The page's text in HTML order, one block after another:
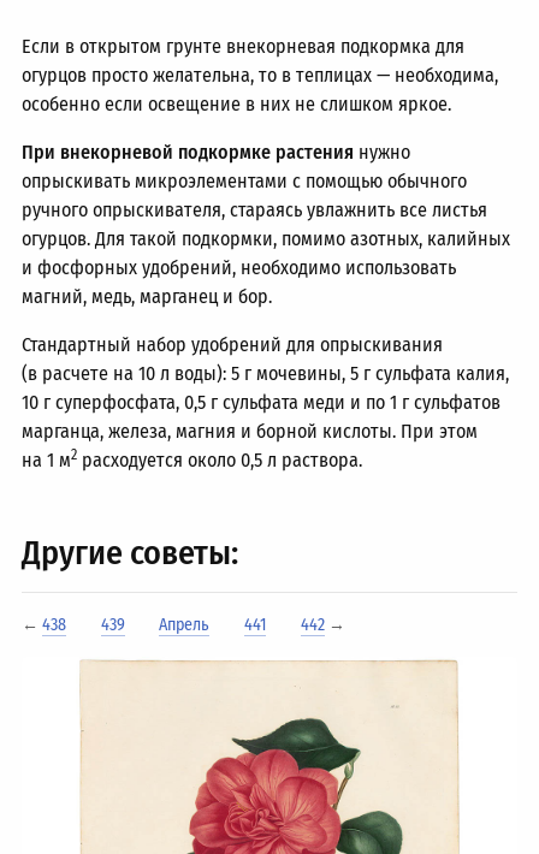
Если в открытом грунте внекорневая подкормка для
огурцов просто желательна, то в теплицах — необходима,
особенно если освещение в них не слишком яркое.
При внекорневой подкормке растения нужно
опрыскивать микроэлементами с помощью обычного
ручного опрыскивателя, стараясь увлажнить все листья
огурцов. Для такой подкормки, помимо азотных, калийных
и фосфорных удобрений, необходимо использовать
магний, медь, марганец и бор.
Стандартный набор удобрений для опрыскивания
(в расчете на 10 л воды): 5 г мочевины, 5 г сульфата калия,
10 г суперфосфата, 0,5 г сульфата меди и по 1 г сульфатов
марганца, железа, магния и борной кислоты. При этом
на 1 м2 расходуется около 0,5 л раствора.
Другие советы:
←438 439 Апрель 441 442→